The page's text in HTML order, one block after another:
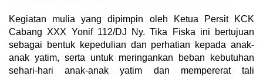
​Kegiatan mulia yang dipimpin oleh Ketua Persit KCK
Cabang XXX Yonif 112/DJ Ny. Tika Fiska ini bertujuan
sebagai bentuk kepedulian dan perhatian kepada anak-
anak yatim, serta untuk meringankan beban kebutuhan
sehari-hari anak-anak yatim dan mempererat tali